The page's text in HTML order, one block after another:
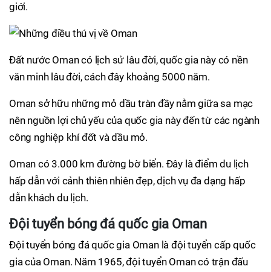
giới.
Đất nước Oman có lịch sử lâu đời, quốc gia này có nền
văn minh lâu đời, cách đây khoảng 5000 năm.
Oman sở hữu những mỏ dầu tràn đầy nằm giữa sa mạc
nên nguồn lợi chủ yếu của quốc gia này đến từ các ngành
công nghiệp khí đốt và dầu mỏ.
Oman có 3.000 km đường bờ biển. Đây là điểm du lịch
hấp dẫn với cảnh thiên nhiên đẹp, dịch vụ đa dạng hấp
dẫn khách du lịch.
Đội tuyển bóng đá quốc gia Oman
Đội tuyển bóng đá quốc gia Oman là đội tuyển cấp quốc
gia của Oman. Năm 1965, đội tuyển Oman có trận đấu